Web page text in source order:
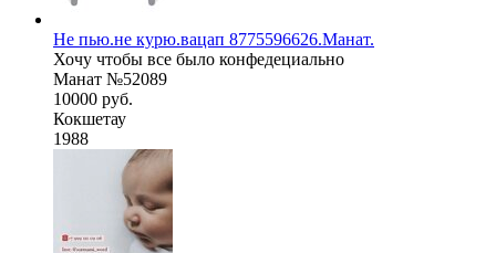
Не пью.не курю.вацап 8775596626.Манат.
Хочу чтобы все было конфедециально
Манат №52089
10000 руб.
Кокшетау
1988